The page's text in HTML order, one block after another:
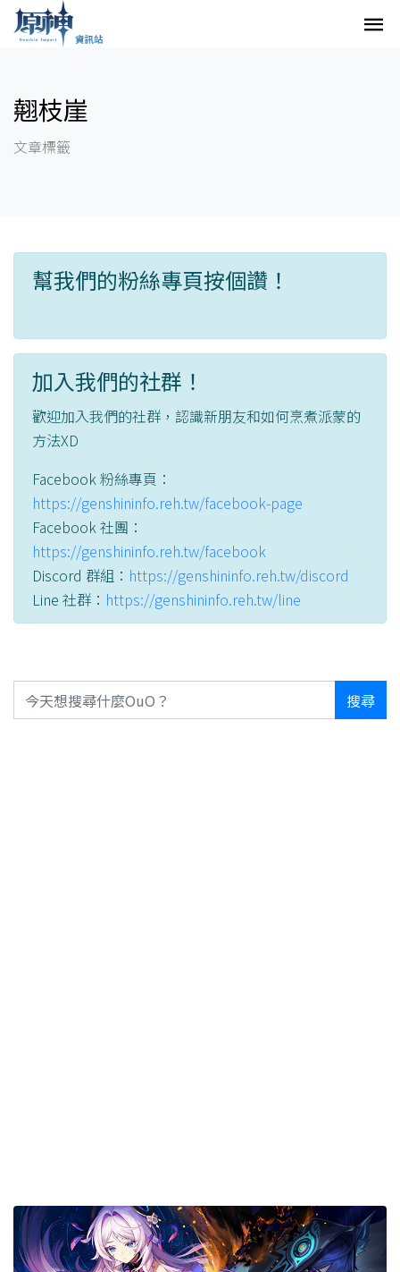
翹枝崖
文章標籤
幫我們的粉絲專頁按個讚！
加入我們的社群！
歡迎加入我們的社群，認識新朋友和如何烹煮派蒙的
方法XD
Facebook 粉絲專頁：
https://genshininfo.reh.tw/facebook-page
Facebook 社團：
https://genshininfo.reh.tw/facebook
Discord 群組： https://genshininfo.reh.tw/discord
Line 社群： https://genshininfo.reh.tw/line
搜尋